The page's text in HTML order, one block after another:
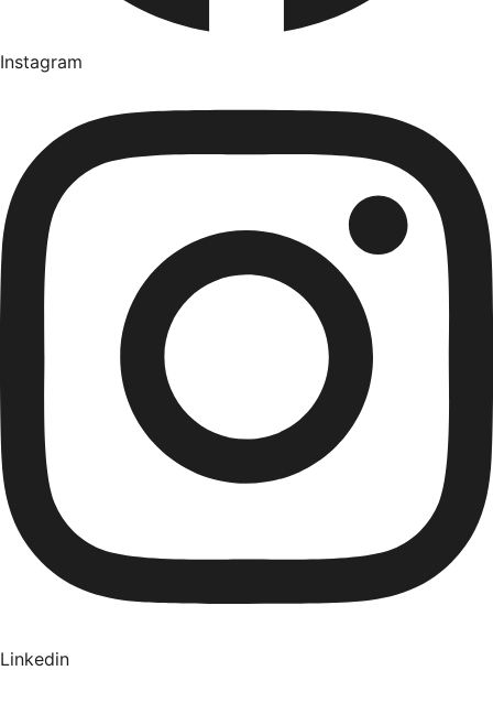
Instagram
Linkedin